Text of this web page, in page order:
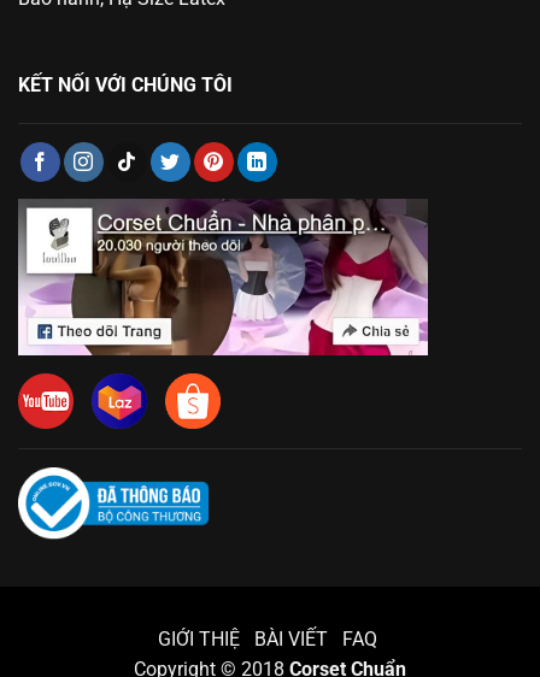
KẾT NỐI VỚI CHÚNG TÔI
GIỚI THIỆ BÀI VIẾT
FAQ
Copyright © 2018 Corset Chuẩn